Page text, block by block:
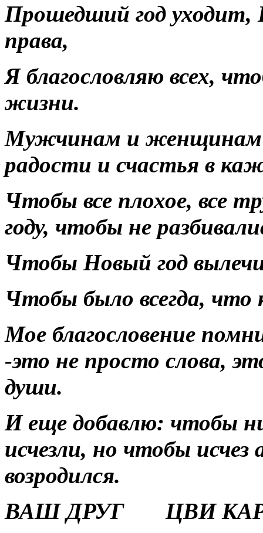
Прошедший год уходит,
права,
Я благословляю всех,
жизни.
Мужчинам и женщинам
радости и счастья в
Чтобы все плохое, все
году, чтобы не
Чтобы Новый год
Чтобы было всегда,
Мое благословение
-это не просто слова,
души.
И еще добавлю: чтобы
исчезли, но чтобы
возродился.
ВАШ ДРУГ ЦВИ